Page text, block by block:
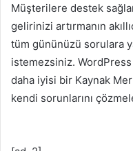
Müşterilere destek
gelirinizi artırmanın
tüm gününüzü sorulara
istemezsiniz.
daha iyisi bir Kaynak
kendi sorunlarını